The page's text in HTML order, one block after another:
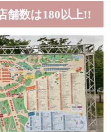
舗数は180以上!!